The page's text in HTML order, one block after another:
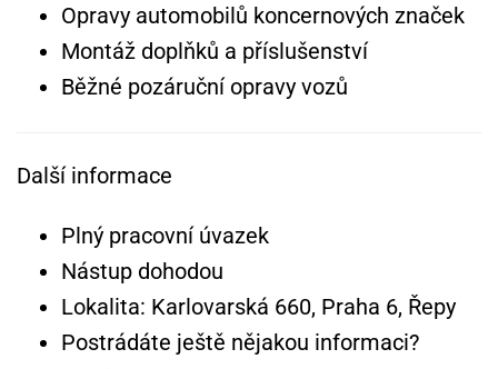
Opravy automobilů koncernových značek
Montáž doplňků a příslušenství
Běžné pozáruční opravy vozů
Další informace
Plný pracovní úvazek
Nástup dohodou
Lokalita: Karlovarská 660, Praha 6, Řepy
Postrádáte ještě nějakou informaci?